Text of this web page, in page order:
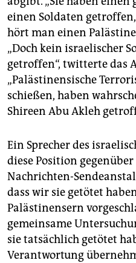
einen Soldaten
hört man einen
„Doch kein israelischer
getroffen“, twitterte das
„Palästinensische
schießen, haben
Shireen Abu Akleh
Ein Sprecher des
diese Position
Nachrichten-
dass wir sie getötet
Palästinensern
gemeinsame
sie tatsächlich getötet
Verantwortung